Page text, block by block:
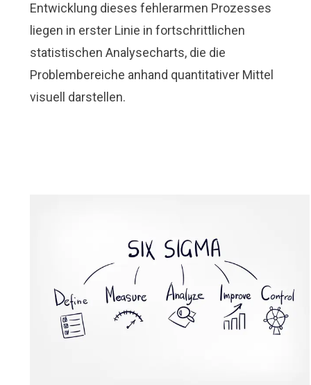
Entwicklung dieses fehlerarmen Prozesses
liegen in erster Linie in fortschrittlichen
statistischen Analysecharts, die die
Problembereiche anhand quantitativer Mittel
visuell darstellen.